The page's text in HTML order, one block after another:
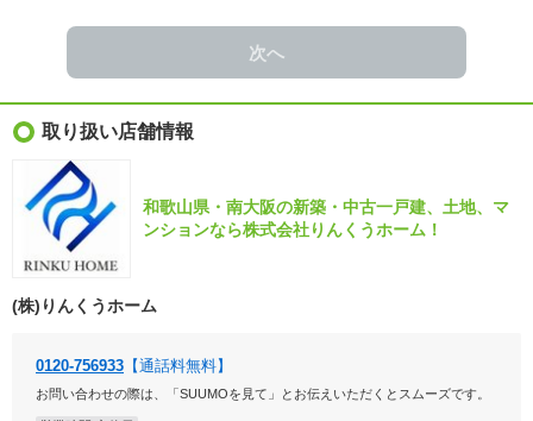
次へ
取り扱い店舗情報
和歌山県・南大阪の新築・中古一戸建、土地、マ
ンションなら株式会社りんくうホーム！
(株)りんくうホーム
0120-756933 【通話料無料】
お問い合わせの際は、「SUUMOを見て」とお伝えいただくとスムーズです。